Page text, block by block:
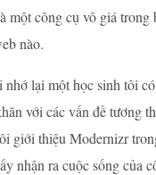
một công cụ vô giá trong
nào.
lại một học sinh tôi
với các vấn đề tương
giới thiệu Modernizr
nhận ra cuộc sống của